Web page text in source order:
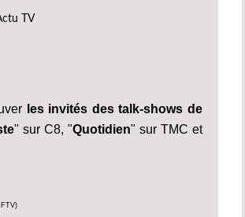
TV
les invités des talk-shows de
" sur C8, "Quotidien" sur TMC et